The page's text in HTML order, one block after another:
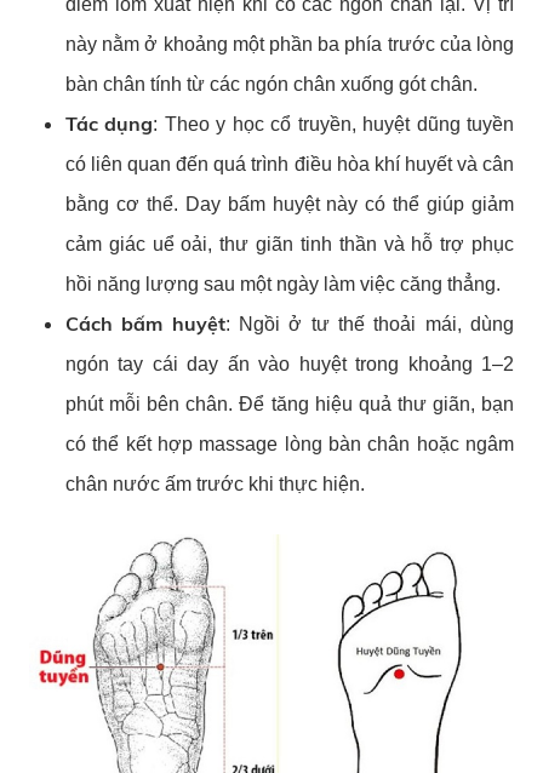
điểm lõm xuất hiện khi co các ngón chân lại. Vị trí
này nằm ở khoảng một phần ba phía trước của lòng
bàn chân tính từ các ngón chân xuống gót chân.
Tác dụng: Theo y học cổ truyền, huyệt dũng tuyền
có liên quan đến quá trình điều hòa khí huyết và cân
bằng cơ thể. Day bấm huyệt này có thể giúp giảm
cảm giác uể oải, thư giãn tinh thần và hỗ trợ phục
hồi năng lượng sau một ngày làm việc căng thẳng.
Cách bấm huyệt: Ngồi ở tư thế thoải mái, dùng
ngón tay cái day ấn vào huyệt trong khoảng 1–2
phút mỗi bên chân. Để tăng hiệu quả thư giãn, bạn
có thể kết hợp massage lòng bàn chân hoặc ngâm
chân nước ấm trước khi thực hiện.